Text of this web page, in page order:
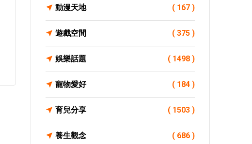
動漫天地 ( 167 )
遊戲空間 ( 375 )
娛樂話題 ( 1498 )
寵物愛好 ( 184 )
育兒分享 ( 1503 )
養生觀念 ( 686 )